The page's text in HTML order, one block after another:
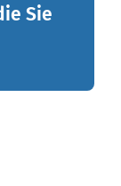
Sie